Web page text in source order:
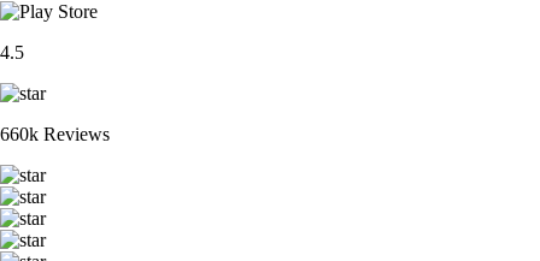
4.5
660k Reviews